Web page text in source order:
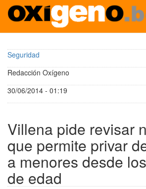
contenido
principal
Seguridad
Redacción Oxígeno
30/06/2014 - 01:19
Villena pide revisar
que permite privar
a menores desde
de edad